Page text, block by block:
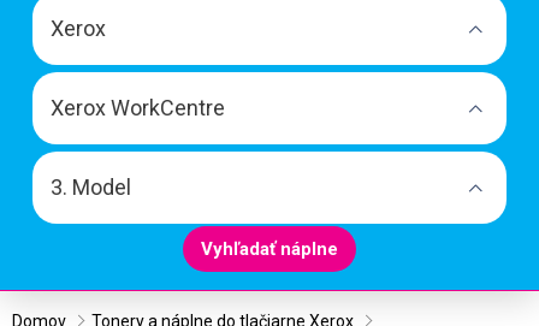
Xerox
Xerox WorkCentre
3. Model
Vyhľadať náplne
Domov
Tonery a náplne do tlačiarne Xerox